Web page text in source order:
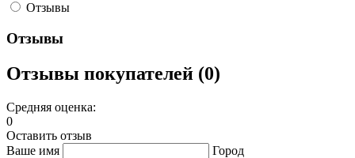
Отзывы
Отзывы
Отзывы покупателей (0)
Средняя оценка:
0
Оставить отзыв
Ваше имя
Город